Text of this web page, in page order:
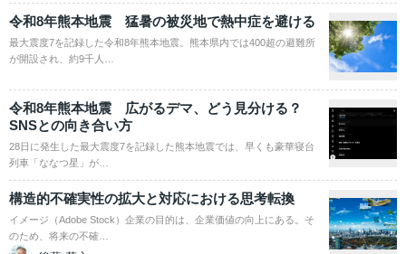
令和8年熊本地震 猛暑の被災地で熱中症を避ける
最大震度7を記録した令和8年熊本地震。熊本県内では400超の避難所
が開設され、約9千人…
令和8年熊本地震 広がるデマ、どう見分ける？
SNSとの向き合い方
28日に発生した最大震度7を記録した熊本地震では、早くも豪華寝台
列車「ななつ星」が…
構造的不確実性の拡大と対応における思考転換
イメージ（Adobe Stock）企業の目的は、企業価値の向上にある。そ
のため、将来の不確…